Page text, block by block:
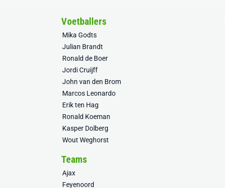
Voetballers
Mika Godts
Julian Brandt
Ronald de Boer
Jordi Cruijff
John van den Brom
Marcos Leonardo
Erik ten Hag
Ronald Koeman
Kasper Dolberg
Wout Weghorst
Teams
Ajax
Feyenoord